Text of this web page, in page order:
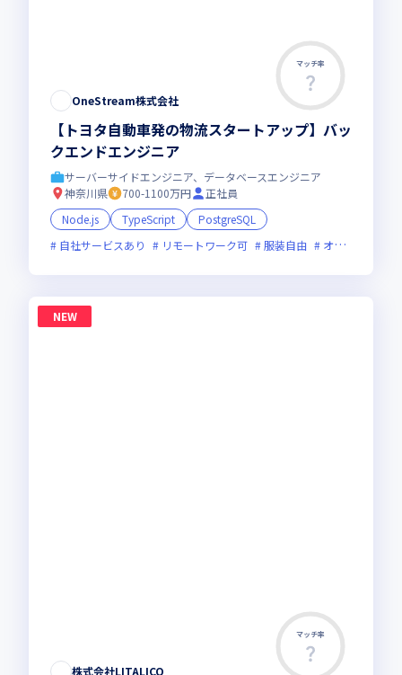
マッチ率
OneStream株式会社
【トヨタ自動車発の物流スタートアップ】バッ
クエンドエンジニア
サーバーサイドエンジニア、データベースエンジニア
神奈川県
700-1100万円
正社員
Node.js
TypeScript
PostgreSQL
自社サービスあり
リモートワーク可 服装自由 オンライン選考可
NEW
マッチ率
株式会社LITALICO